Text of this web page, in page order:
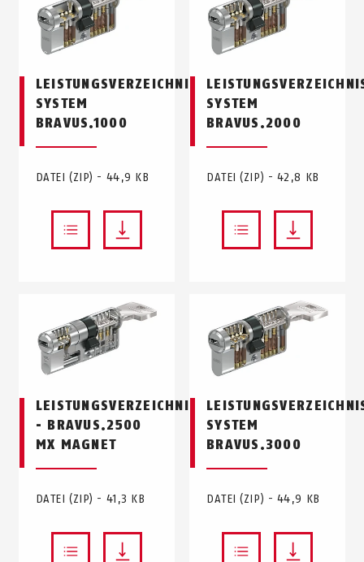
LEISTUNGSVERZEICHNIS
SYSTEM
BRAVUS.1000
DATEI (ZIP) - 44,9 KB
SYSTEM
BRAVUS.2000
DATEI (ZIP) - 42,8 KB
LEISTUNGSVERZEICHNIS
- BRAVUS.2500
MX MAGNET
DATEI (ZIP) - 41,3 KB
SYSTEM
BRAVUS.3000
DATEI (ZIP) - 44,9 KB